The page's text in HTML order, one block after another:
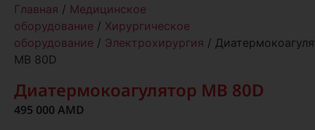
Главная / Медицинское
оборудование / Хирургическое
оборудование / Электрохирургия /
MB 80D
Диатермокоагулятор MB 80D
495 000 AMD